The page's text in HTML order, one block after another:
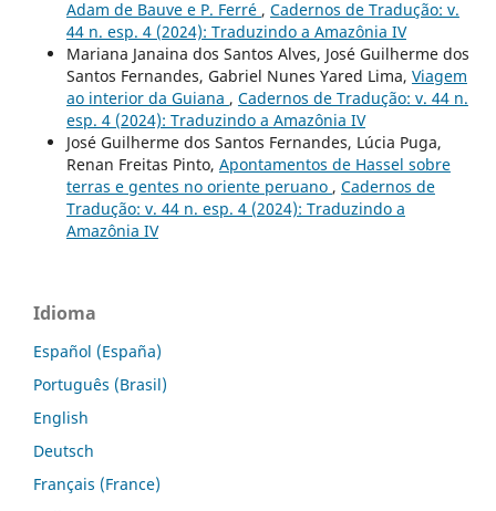
Adam de Bauve e P. Ferré , Cadernos de Tradução: v.
44 n. esp. 4 (2024): Traduzindo a Amazônia IV
Mariana Janaina dos Santos Alves, José Guilherme dos
Santos Fernandes, Gabriel Nunes Yared Lima, Viagem
ao interior da Guiana , Cadernos de Tradução: v. 44 n.
esp. 4 (2024): Traduzindo a Amazônia IV
José Guilherme dos Santos Fernandes, Lúcia Puga,
Renan Freitas Pinto, Apontamentos de Hassel sobre
terras e gentes no oriente peruano , Cadernos de
Tradução: v. 44 n. esp. 4 (2024): Traduzindo a
Amazônia IV
Idioma
Español (España)
Português (Brasil)
English
Deutsch
Français (France)